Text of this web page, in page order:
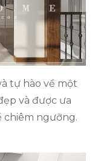
tự hào về một
và được ưa
chiêm ngưỡng.